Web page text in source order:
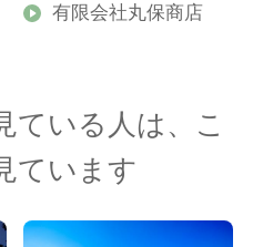
有限会社丸保商店
ている人は、こ
ています